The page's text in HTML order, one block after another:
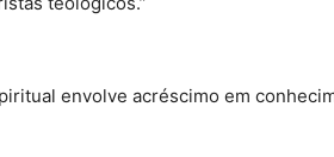
envolve acréscimo em